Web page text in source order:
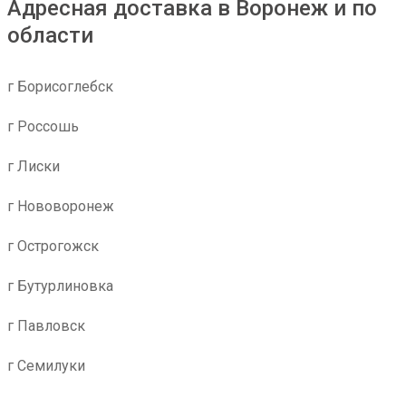
Адресная доставка в Воронеж и по
области
г Борисоглебск
г Россошь
г Лиски
г Нововоронеж
г Острогожск
г Бутурлиновка
г Павловск
г Семилуки